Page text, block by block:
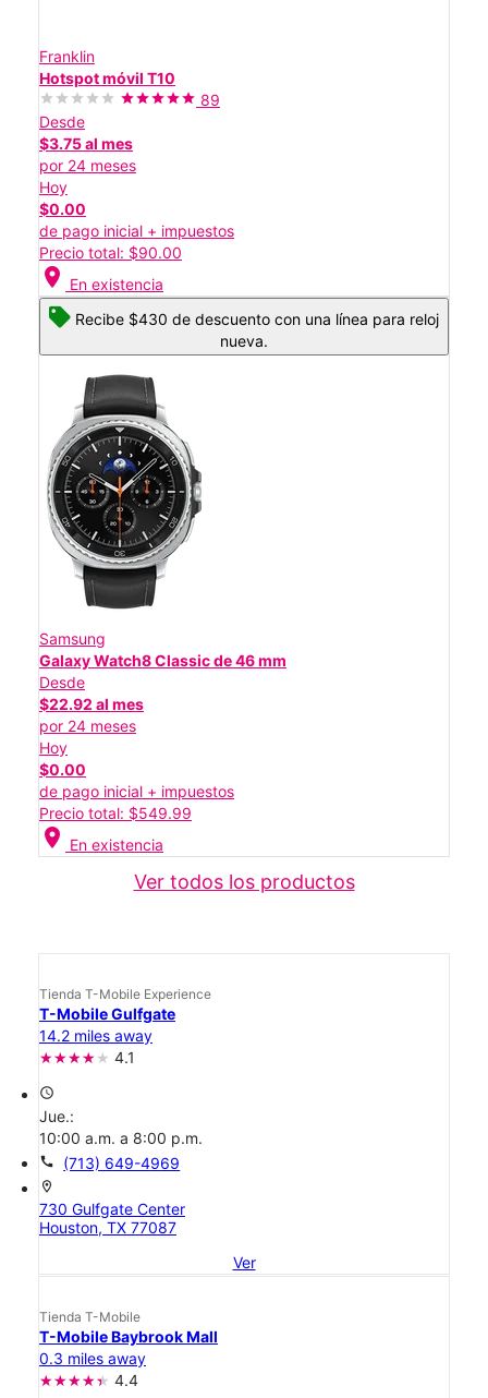
Franklin
Hotspot móvil T10
89
Desde
$3.75 al mes
por 24 meses
Hoy
$0.00
de pago inicial + impuestos
Precio total: $90.00
location_on En existencia
Recibe $430 de descuento con una línea para reloj
nueva.
Samsung
Galaxy Watch8 Classic de 46 mm
Desde
$22.92 al mes
por 24 meses
Hoy
$0.00
de pago inicial + impuestos
Precio total: $549.99
location_on En existencia
Ver todos los productos
Tienda T-Mobile Experience
T-Mobile Gulfgate
14.2 miles away
4.1
access_time
Jue.:
10:00 a.m. a 8:00 p.m.
call (713) 649-4969
location_on
730 Gulfgate Center
Houston, TX 77087
Ver
Tienda T-Mobile
T-Mobile Baybrook Mall
0.3 miles away
4.4